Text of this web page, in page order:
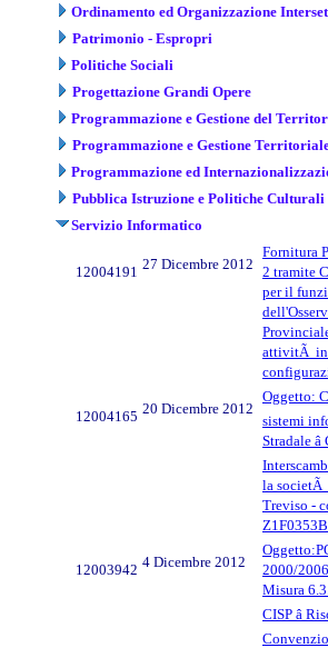
Ordinamento ed Organizzazione
Patrimonio - Espropri
Politiche Sociali
Progettazione Grandi Opere
Programmazione e Gestione del
Programmazione e Gestione
Programmazione ed
Pubblica Istruzione e Politiche Culturali
Servizio Informatico
12004191 27 Dicembre 2012
Fornitura
2 tramite
per il
attivitÃ
12004165 20 Dicembre 2012
Oggetto:
sistemi
Stradale
la societÃ
Treviso -
12003942 4 Dicembre 2012
2000/
Misura
CISP â